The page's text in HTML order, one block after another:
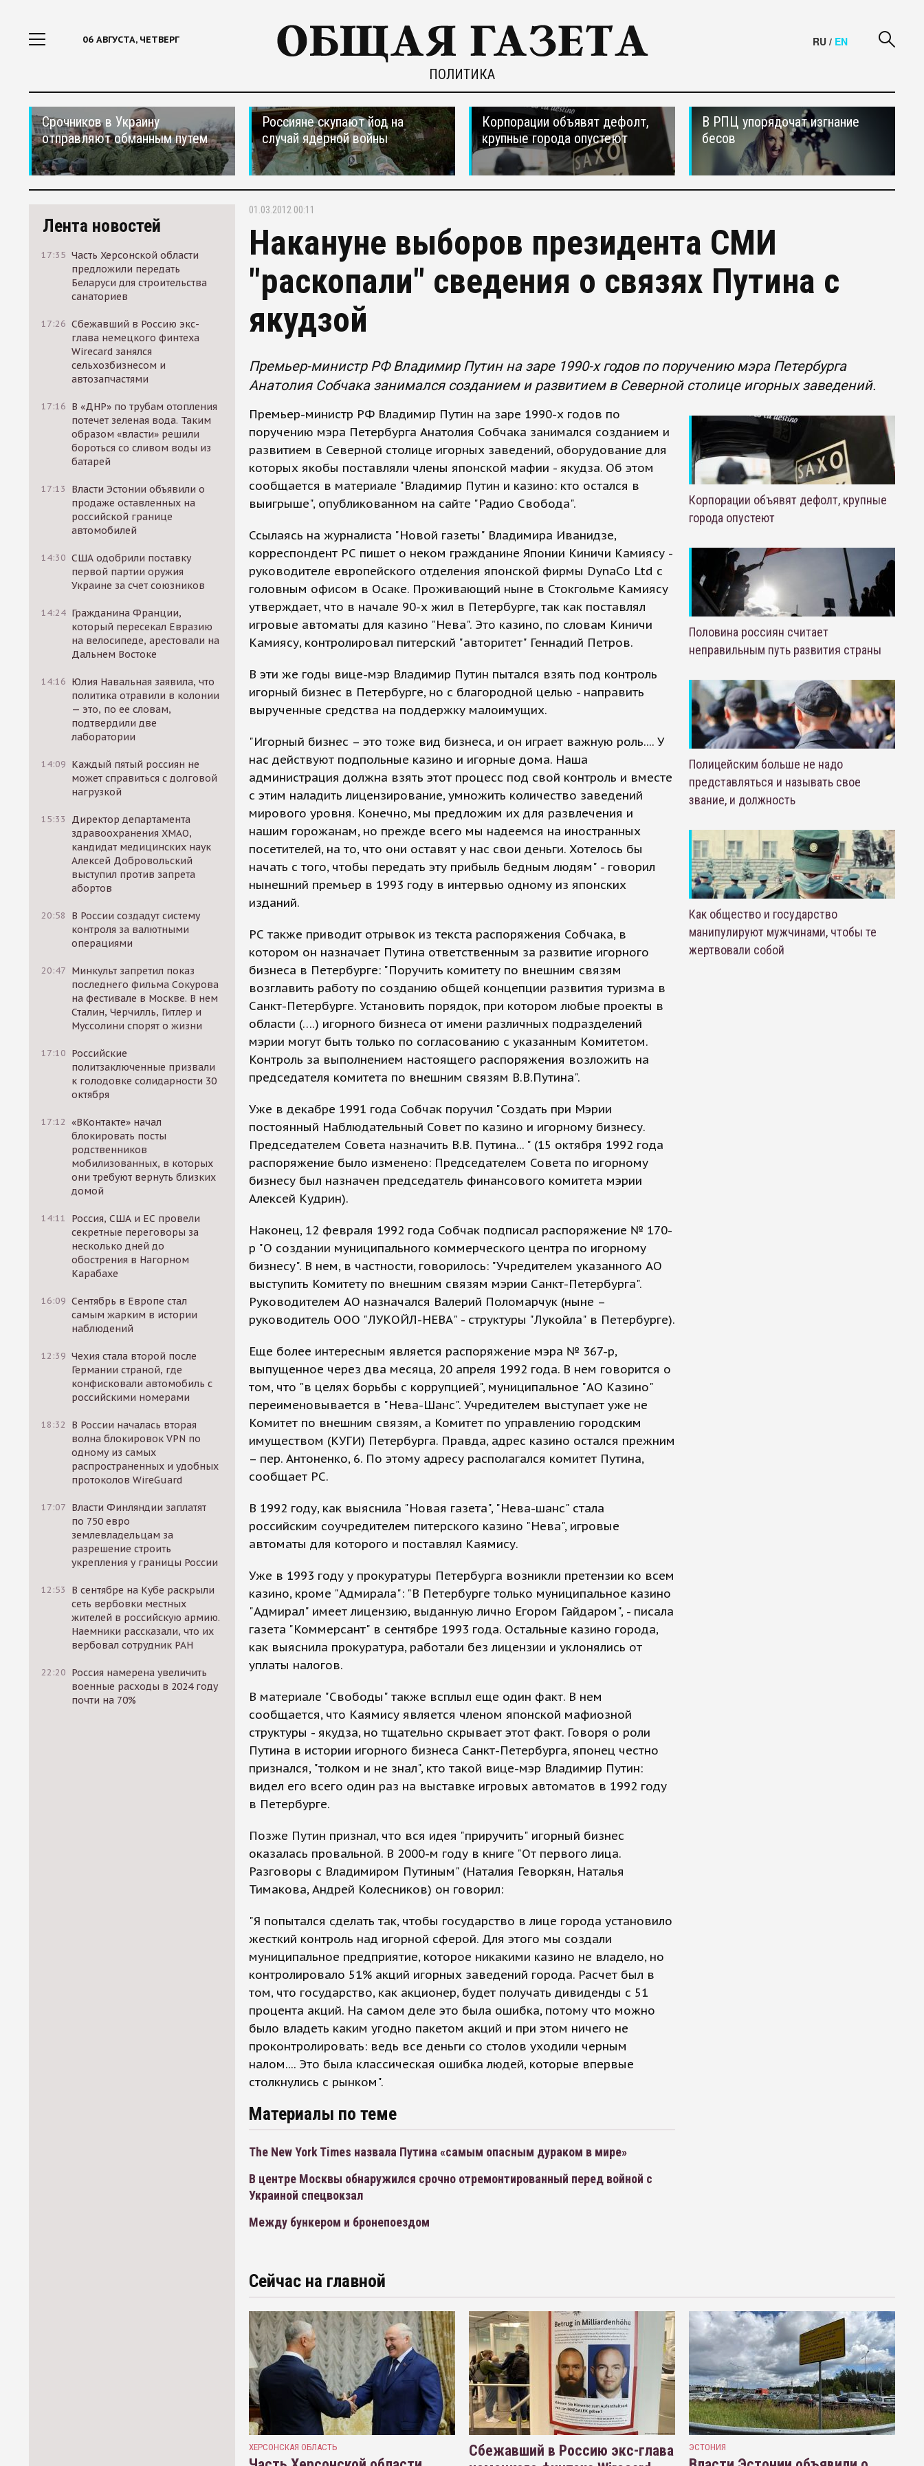
06 АВГУСТА, ЧЕТВЕРГ
ПОЛИТИКА
RU / EN
Срочников в Украину
отправляют обманным путем
Россияне скупают йод на
случай ядерной войны
Корпорации объявят дефолт,
крупные города опустеют
В РПЦ упорядочат изгнание
бесов
Лента новостей
17:35 Часть Херсонской области
предложили передать
Беларуси для строительства
санаториев
17:26 Сбежавший в Россию экс-
глава немецкого финтеха
Wirecard занялся
сельхозбизнесом и
автозапчастями
17:16 В «ДНР» по трубам отопления
потечет зеленая вода. Таким
образом «власти» решили
бороться со сливом воды из
батарей
17:13
Власти Эстонии объявили о
продаже оставленных на
российской границе
автомобилей
14:30 США одобрили поставку
первой партии оружия
Украине за счет союзников
14:24 Гражданина Франции,
который пересекал Евразию
на велосипеде, арестовали на
Дальнем Востоке
14:16 Юлия Навальная заявила, что
политика отравили в колонии
— это, по ее словам,
подтвердили две
лаборатории
14:09 Каждый пятый россиян не
может справиться с долговой
нагрузкой
15:33
Директор департамента
здравоохранения ХМАО,
кандидат медицинских наук
Алексей Добровольский
выступил против запрета
абортов
20:58
В России создадут систему
контроля за валютными
операциями
20:47 Минкульт запретил показ
последнего фильма Сокурова
на фестивале в Москве. В нем
Сталин, Черчилль, Гитлер и
Муссолини спорят о жизни
17:10 Российские
политзаключенные призвали
к голодовке солидарности 30
октября
17:12 «ВКонтакте» начал
блокировать посты
родственников
мобилизованных, в которых
они требуют вернуть близких
домой
14:11
Россия, США и ЕС провели
секретные переговоры за
несколько дней до
обострения в Нагорном
Карабахе
16:09 Сентябрь в Европе стал
самым жарким в истории
наблюдений
12:39 Чехия стала второй после
Германии страной, где
конфисковали автомобиль с
российскими номерами
18:32
В России началась вторая
волна блокировок VPN по
одному из самых
распространенных и удобных
протоколов WireGuard
17:07 Власти Финляндии заплатят
по 750 евро
землевладельцам за
разрешение строить
укрепления у границы России
12:53
В сентябре на Кубе раскрыли
сеть вербовки местных
жителей в российскую армию.
Наемники рассказали, что их
вербовал сотрудник РАН
22:20 Россия намерена увеличить
военные расходы в 2024 году
почти на 70%
01.03.2012 00:11
Накануне выборов президента СМИ
"раскопали" сведения о связях Путина с
якудзой
Премьер-министр РФ Владимир Путин на заре 1990-х годов по поручению мэра Петербурга
Анатолия Собчака занимался созданием и развитием в Северной столице игорных заведений.
Премьер-министр РФ Владимир Путин на заре 1990-х годов по
поручению мэра Петербурга Анатолия Собчака занимался созданием и
развитием в Северной столице игорных заведений, оборудование для
которых якобы поставляли члены японской мафии - якудза. Об этом
сообщается в материале "Владимир Путин и казино: кто остался в
выигрыше", опубликованном на сайте "Радио Свобода".
Ссылаясь на журналиста "Новой газеты" Владимира Иванидзе,
корреспондент РС пишет о неком гражданине Японии Киничи Камиясу -
руководителе европейского отделения японской фирмы DynaCo Ltd с
головным офисом в Осаке. Проживающий ныне в Стокгольме Камиясу
утверждает, что в начале 90-х жил в Петербурге, так как поставлял
игровые автоматы для казино "Нева". Это казино, по словам Киничи
Камиясу, контролировал питерский "авторитет" Геннадий Петров.
В эти же годы вице-мэр Владимир Путин пытался взять под контроль
игорный бизнес в Петербурге, но с благородной целью - направить
вырученные средства на поддержку малоимущих.
"Игорный бизнес – это тоже вид бизнеса, и он играет важную роль.... У
нас действуют подпольные казино и игорные дома. Наша
администрация должна взять этот процесс под свой контроль и вместе
с этим наладить лицензирование, умножить количество заведений
мирового уровня. Конечно, мы предложим их для развлечения и
нашим горожанам, но прежде всего мы надеемся на иностранных
посетителей, на то, что они оставят у нас свои деньги. Хотелось бы
начать с того, чтобы передать эту прибыль бедным людям" - говорил
нынешний премьер в 1993 году в интервью одному из японских
изданий.
РС также приводит отрывок из текста распоряжения Собчака, в
котором он назначает Путина ответственным за развитие игорного
бизнеса в Петербурге: "Поручить комитету по внешним связям
возглавить работу по созданию общей концепции развития туризма в
Санкт-Петербурге. Установить порядок, при котором любые проекты в
области (….) игорного бизнеса от имени различных подразделений
мэрии могут быть только по согласованию с указанным Комитетом.
Контроль за выполнением настоящего распоряжения возложить на
председателя комитета по внешним связям В.В.Путина".
Уже в декабре 1991 года Собчак поручил "Создать при Мэрии
постоянный Наблюдательный Совет по казино и игорному бизнесу.
Председателем Совета назначить В.В. Путина... " (15 октября 1992 года
распоряжение было изменено: Председателем Совета по игорному
бизнесу был назначен председатель финансового комитета мэрии
Алексей Кудрин).
Наконец, 12 февраля 1992 года Собчак подписал распоряжение № 170-
р "О создании муниципального коммерческого центра по игорному
бизнесу". В нем, в частности, говорилось: "Учредителем указанного АО
выступить Комитету по внешним связям мэрии Санкт-Петербурга".
Руководителем АО назначался Валерий Поломарчук (ныне –
руководитель ООО "ЛУКОЙЛ-НЕВА" - структуры "Лукойла" в Петербурге).
Еще более интересным является распоряжение мэра № 367-р,
выпущенное через два месяца, 20 апреля 1992 года. В нем говорится о
том, что "в целях борьбы с коррупцией", муниципальное "АО Казино"
переименовывается в "Нева-Шанс". Учредителем выступает уже не
Комитет по внешним связям, а Комитет по управлению городским
имуществом (КУГИ) Петербурга. Правда, адрес казино остался прежним
– пер. Антоненко, 6. По этому адресу располагался комитет Путина,
сообщает РС.
В 1992 году, как выяснила "Новая газета", "Нева-шанс" стала
российским соучредителем питерского казино "Нева", игровые
автоматы для которого и поставлял Каямису.
Уже в 1993 году у прокуратуры Петербурга возникли претензии ко всем
казино, кроме "Адмирала": "В Петербурге только муниципальное казино
"Адмирал" имеет лицензию, выданную лично Егором Гайдаром", - писала
газета "Коммерсант" в сентябре 1993 года. Остальные казино города,
как выяснила прокуратура, работали без лицензии и уклонялись от
уплаты налогов.
В материале "Свободы" также всплыл еще один факт. В нем
сообщается, что Каямису является членом японской мафиозной
структуры - якудза, но тщательно скрывает этот факт. Говоря о роли
Путина в истории игорного бизнеса Санкт-Петербурга, японец честно
признался, "толком и не знал", кто такой вице-мэр Владимир Путин:
видел его всего один раз на выставке игровых автоматов в 1992 году
в Петербурге.
Позже Путин признал, что вся идея "приручить" игорный бизнес
оказалась провальной. В 2000-м году в книге "От первого лица.
Разговоры с Владимиром Путиным" (Наталия Геворкян, Наталья
Тимакова, Андрей Колесников) он говорил:
"Я попытался сделать так, чтобы государство в лице города установило
жесткий контроль над игорной сферой. Для этого мы создали
муниципальное предприятие, которое никакими казино не владело, но
контролировало 51% акций игорных заведений города. Расчет был в
том, что государство, как акционер, будет получать дивиденды с 51
процента акций. На самом деле это была ошибка, потому что можно
было владеть каким угодно пакетом акций и при этом ничего не
проконтролировать: ведь все деньги со столов уходили черным
налом.... Это была классическая ошибка людей, которые впервые
столкнулись с рынком".
Материалы по теме
The New York Times назвала Путина «самым опасным дураком в мире»
В центре Москвы обнаружился срочно отремонтированный перед войной с
Украиной спецвокзал
Между бункером и бронепоездом
Корпорации объявят дефолт, крупные
города опустеют
Половина россиян считает
неправильным путь развития страны
Полицейским больше не надо
представляться и называть свое
звание, и должность
Как общество и государство
манипулируют мужчинами, чтобы те
жертвовали собой
Сейчас на главной
ХЕРСОНСКАЯ ОБЛАСТЬ
Сбежавший в Россию экс-глава
ЭСТОНИЯ